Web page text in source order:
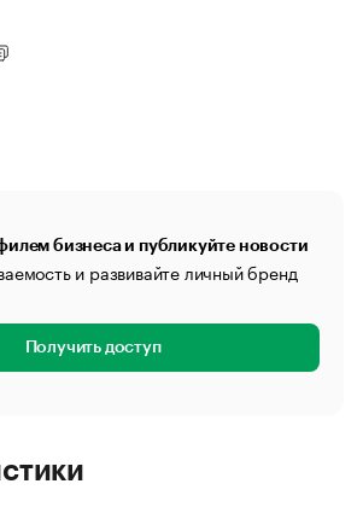
бизнеса и публикуйте новости
и развивайте личный бренд
Получить доступ